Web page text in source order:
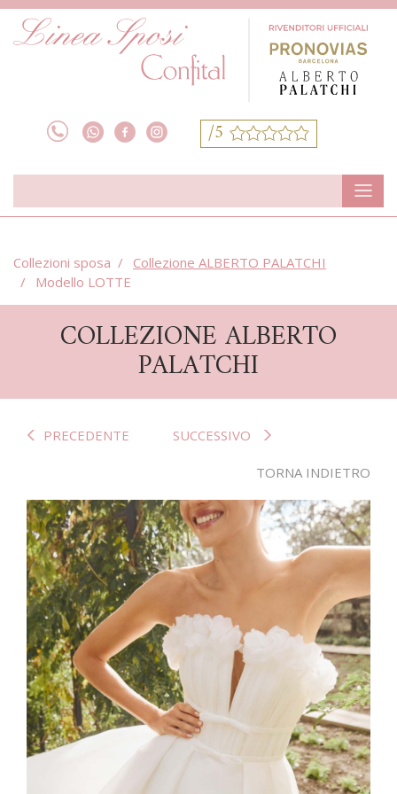
/5
Collezioni sposa
Collezione ALBERTO PALATCHI
Modello LOTTE
COLLEZIONE ALBERTO
PALATCHI
PRECEDENTE SUCCESSIVO
TORNA INDIETRO